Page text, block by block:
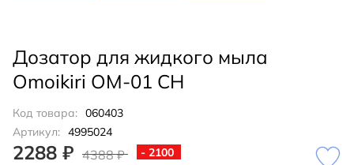
Дозатор для жидкого мыла
Omoikiri OM-01 CH
Код товара: 060403
Артикул: 4995024
2288 ₽ 4388 ₽
- 2100